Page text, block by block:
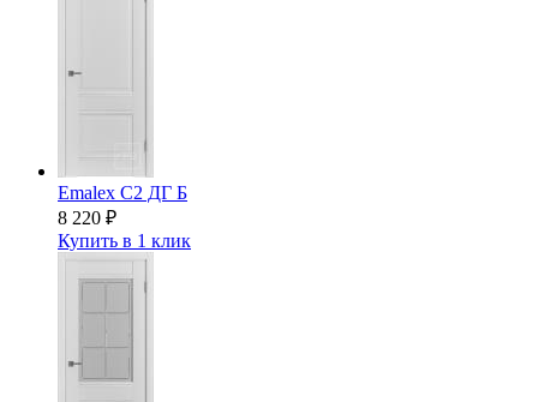
Emalex C2 ДГ Б
8 220 ₽
Купить в 1 клик